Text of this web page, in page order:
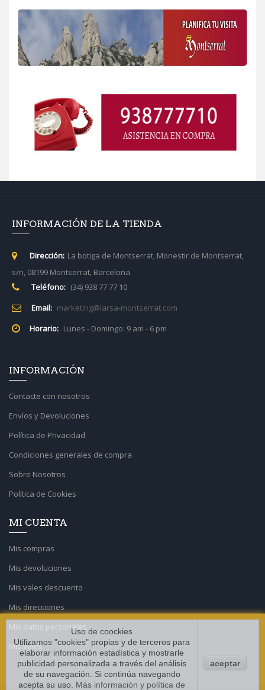
INFORMACIÓN DE LA TIENDA
Dirección: La botiga de Montserrat, Monestir de Montserrat,
s/n, 08199 Montserrat, Barcelona
Teléfono: (34) 938 77 77 10
Email: marketing@larsa-montserrat.com
Horario: Lunes - Domingo: 9 am - 6 pm
INFORMACIÓN
Contacte con nosotros
Envíos y Devoluciones
Política de Privacidad
Condiciones generales de compra
Sobre Nosotros
Política de Cookies
MI CUENTA
Mis compras
Mis devoluciones
Mis vales descuento
Mis direcciones
Mis datos personales
Mis vales
Uso de coockies
Utilizamos "cookies" propias y de terceros para
elaborar información estadística y mostrarle
publicidad personalizada a través del análisis
de su navegación. Si continúa navegando
acepta su uso. Más información y política de
aceptar